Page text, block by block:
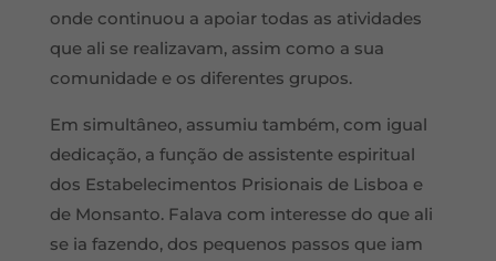
onde continuou a apoiar todas as atividades
que ali se realizavam, assim como a sua
comunidade e os diferentes grupos.
Em simultâneo, assumiu também, com igual
dedicação, a função de assistente espiritual
dos Estabelecimentos Prisionais de Lisboa e
de Monsanto. Falava com interesse do que ali
se ia fazendo, dos pequenos passos que iam